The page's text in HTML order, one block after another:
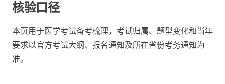
核验口径
本页用于医学考试备考梳理，考试归属、题型变化和当年
要求以官方考试大纲、报名通知及所在省份考务通知为
准。